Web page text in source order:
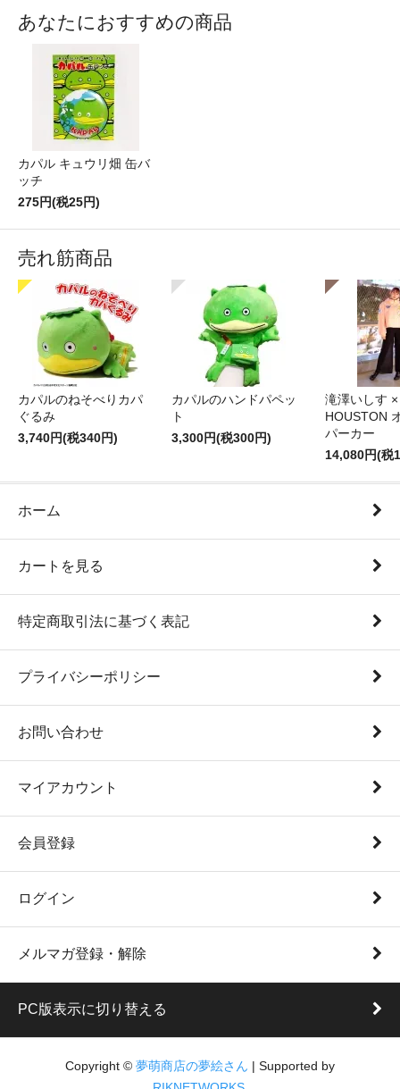
あなたにおすすめの商品
カパル キュウリ畑 缶バ
ッチ
275円(税25円)
売れ筋商品
カパルのねそべりカパ
ぐるみ
3,740円(税340円)
カパルのハンドパペッ
ト
3,300円(税300円)
滝澤いしす ×
HOUSTON
パーカー
14,080円(税
ホーム
カートを見る
特定商取引法に基づく表記
プライバシーポリシー
お問い合わせ
マイアカウント
会員登録
ログイン
メルマガ登録・解除
PC版表示に切り替える
Copyright © 夢萌商店の夢絵さん | Supported by